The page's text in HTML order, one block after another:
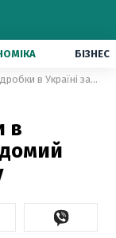
БІЗНЕС
Через масові підробки в Україні заборонили відомий препарат проти грипу
в